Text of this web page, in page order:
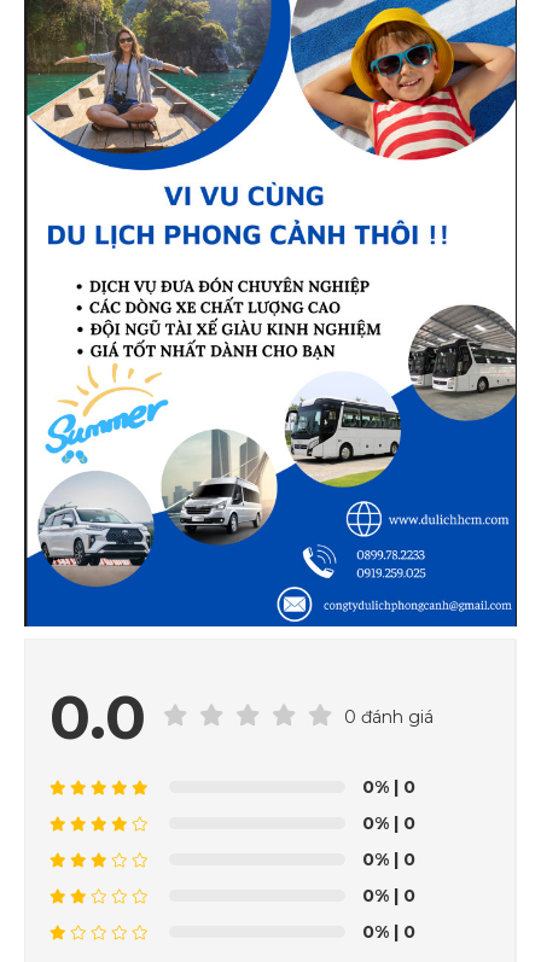
0.0 0 đánh giá
0% | 0
0% | 0
0% | 0
0% | 0
0% | 0